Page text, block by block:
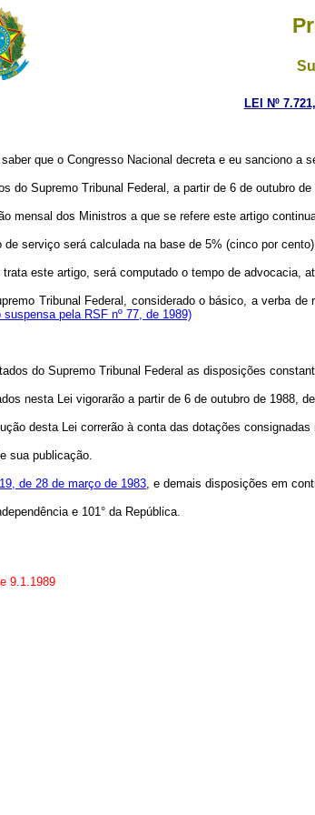
LEI Nº
que o Congresso Nacional decreta e eu sanciono a
do Supremo Tribunal Federal, a partir de 6 de outubro
mensal dos Ministros a que se refere este artigo
serviço será calculada na base de 5% (cinco por
este artigo, será computado o tempo de
Tribunal Federal, considerado o básico, a verba de
suspensa pela RSF nº 77, de 1989)
do Supremo Tribunal Federal as disposições
nesta Lei vigorarão a partir de 6 de outubro de 1988,
desta Lei correrão à conta das dotações consignadas
sua publicação.
de 28 de março de 1983, e demais disposições em
e 101° da República.
9.1.1989